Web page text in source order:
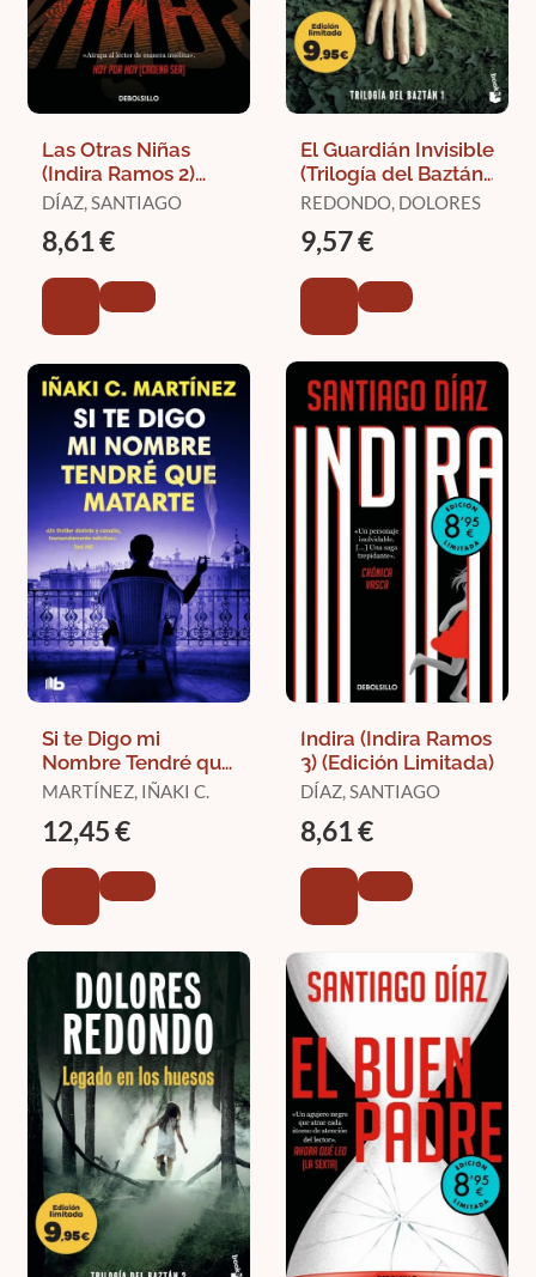
Las Otras Niñas
(Indira Ramos 2)
(Edición Limitada)
DÍAZ, SANTIAGO
8,61 €
El Guardián Invisible
(Trilogía del Baztán
1) (Edición Limitada)
REDONDO, DOLORES
9,57 €
Si te Digo mi
Nombre Tendré que
Matarte
MARTÍNEZ, IÑAKI C.
12,45 €
Indira (Indira Ramos
3) (Edición Limitada)
DÍAZ, SANTIAGO
8,61 €